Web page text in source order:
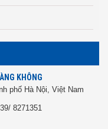
KHÔNG
phố Hà Nội, Việt Nam
8271351